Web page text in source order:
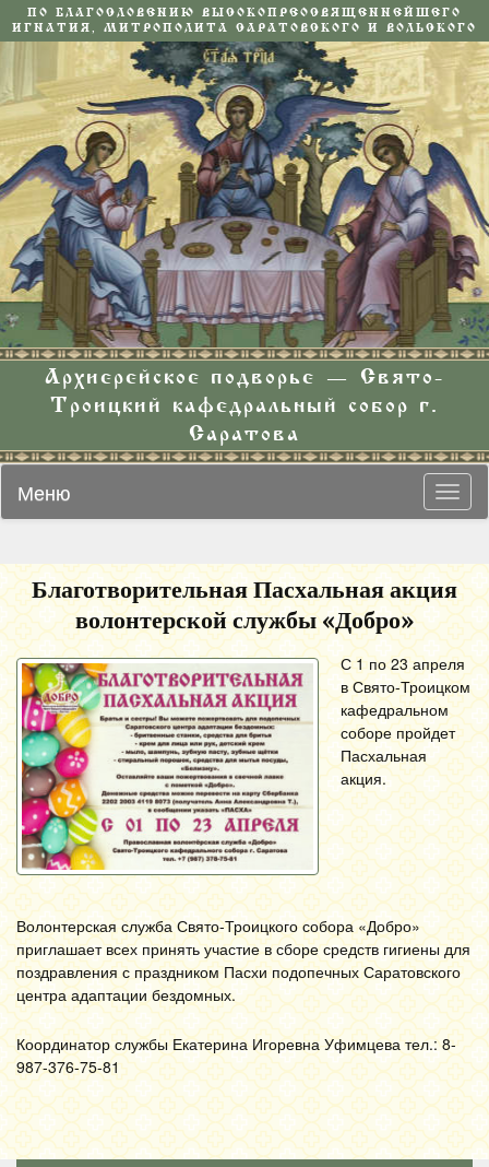
ПО БЛАГОСЛОВЕНИЮ ВЫСОКОПРЕОСВЯЩЕННЕЙШЕГО
ИГНАТИЯ, МИТРОПОЛИТА САРАТОВСКОГО И ВОЛЬСКОГО
Архиерейское подворье — Свято-
Троицкий кафедральный собор г.
Саратова
Меню
Благотворительная Пасхальная акция
волонтерской службы «Добро»
С 1 по 23 апреля
в Свято-Троицком
кафедральном
соборе пройдет
Пасхальная
акция.
Волонтерская служба Свято-Троицкого собора «Добро»
приглашает всех принять участие в сборе средств гигиены для
поздравления с праздником Пасхи подопечных Саратовского
центра адаптации бездомных.
Координатор службы Екатерина Игоревна Уфимцева тел.: 8-
987-376-75-81